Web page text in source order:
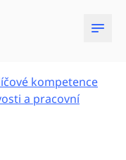
kompetence
a pracovní